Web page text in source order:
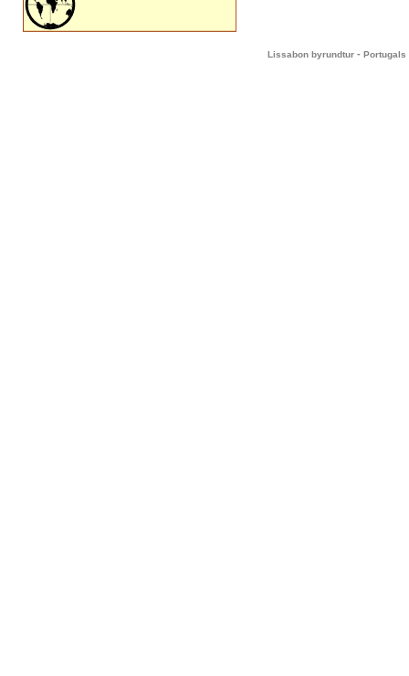
Lissabon byrundtur - Portugals